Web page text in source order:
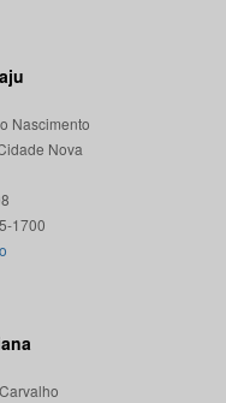
Nascimento
Nova